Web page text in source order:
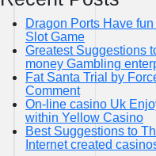
Dragon Ports Have
Slot Game
Greatest Suggestions
money Gambling
Fat Santa Trial by
Comment
On-line casino Uk
within Yellow Casino
Best Suggestions to
Internet created